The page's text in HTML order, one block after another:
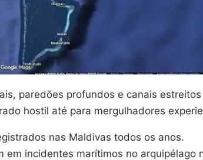
paredões profundos e canais estreitos
hostil até para mergulhadores
nas Maldivas todos os anos.
em incidentes marítimos no arquipélago